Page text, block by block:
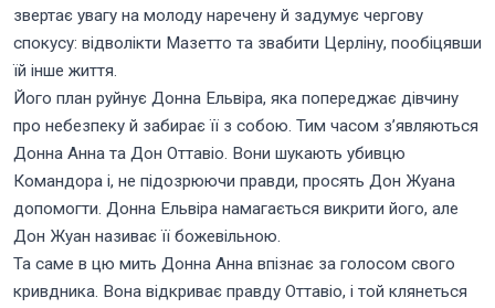
звертає увагу на молоду наречену й задумує чергову
спокусу: відволікти Мазетто та звабити Церліну, пообіцявши
їй інше життя.
Його план руйнує Донна Ельвіра, яка попереджає дівчину
про небезпеку й забирає її з собою. Тим часом з’являються
Донна Анна та Дон Оттавіо. Вони шукають убивцю
Командора і, не підозрюючи правди, просять Дон Жуана
допомогти. Донна Ельвіра намагається викрити його, але
Дон Жуан називає її божевільною.
Та саме в цю мить Донна Анна впізнає за голосом свого
кривдника. Вона відкриває правду Оттавіо, і той клянеться